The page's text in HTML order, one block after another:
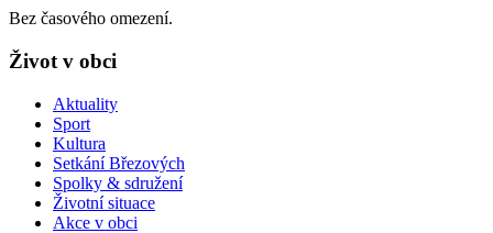
Bez časového omezení.
Život v obci
Aktuality
Sport
Kultura
Setkání Březových
Spolky & sdružení
Životní situace
Akce v obci